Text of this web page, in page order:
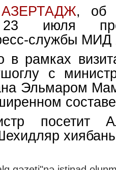
АЗЕРТАДЖ, об
июля
службы
в рамках
с
Эльмаром
посетит